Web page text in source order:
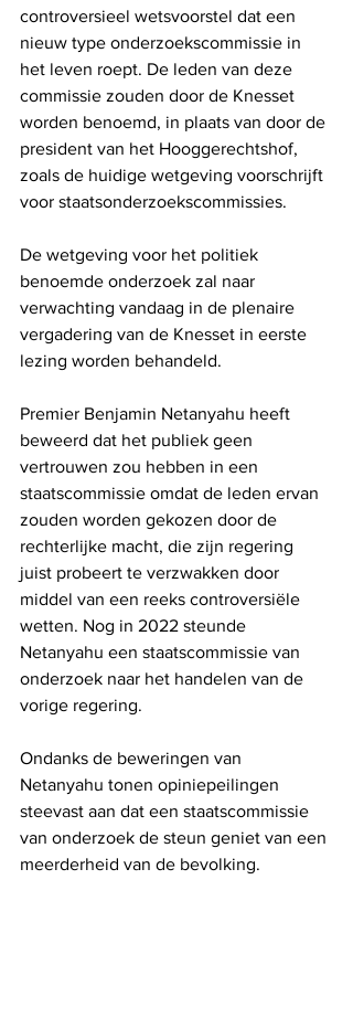
controversieel wetsvoorstel dat een
nieuw type onderzoekscommissie in
het leven roept. De leden van deze
commissie zouden door de Knesset
worden benoemd, in plaats van door de
president van het Hooggerechtshof,
zoals de huidige wetgeving voorschrijft
voor staatsonderzoekscommissies.
De wetgeving voor het politiek
benoemde onderzoek zal naar
verwachting vandaag in de plenaire
vergadering van de Knesset in eerste
lezing worden behandeld.
Premier Benjamin Netanyahu heeft
beweerd dat het publiek geen
vertrouwen zou hebben in een
staatscommissie omdat de leden ervan
zouden worden gekozen door de
rechterlijke macht, die zijn regering
juist probeert te verzwakken door
middel van een reeks controversiële
wetten. Nog in 2022 steunde
Netanyahu een staatscommissie van
onderzoek naar het handelen van de
vorige regering.
Ondanks de beweringen van
Netanyahu tonen opiniepeilingen
steevast aan dat een staatscommissie
van onderzoek de steun geniet van een
meerderheid van de bevolking.